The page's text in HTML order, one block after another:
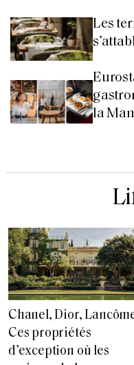
Les
la
Chanel, Dior,
Ces propriétés
d’exception où les